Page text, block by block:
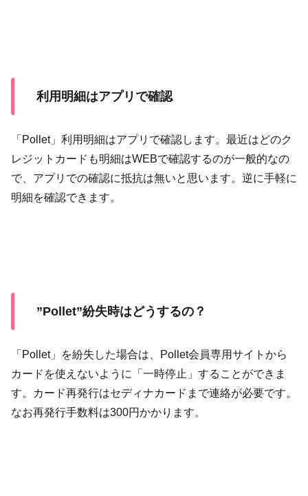
利用明細はアプリで確認
「Pollet」利用明細はアプリで確認します。最近はどのク
レジットカードも明細はWEBで確認するのが一般的なの
で、アプリでの確認に抵抗は無いと思います。逆に手軽に
明細を確認できます。
”Pollet”紛失時はどうするの？
「Pollet」を紛失した場合は、Pollet会員専用サイトから
カードを使えないように「一時停止」することができま
す。カード再発行はセディナカードまで連絡が必要です。
なお再発行手数料は300円かかります。